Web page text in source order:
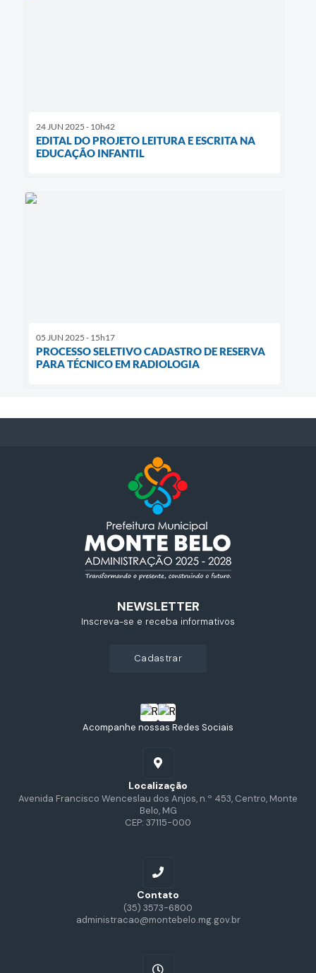
24 JUN 2025 - 10h42
EDITAL DO PROJETO LEITURA E ESCRITA NA
EDUCAÇÃO INFANTIL
05 JUN 2025 - 15h17
PROCESSO SELETIVO CADASTRO DE RESERVA
PARA TÉCNICO EM RADIOLOGIA
Acompanhe nossas Redes Sociais
Localização
Avenida Francisco Wenceslau dos Anjos, n.º 453, Centro, Monte
Belo, MG
CEP: 37115-000
Contato
(35) 3573-6800
administracao@montebelo.mg.gov.br
NEWSLETTER
Inscreva-se e receba informativos
cadastrar